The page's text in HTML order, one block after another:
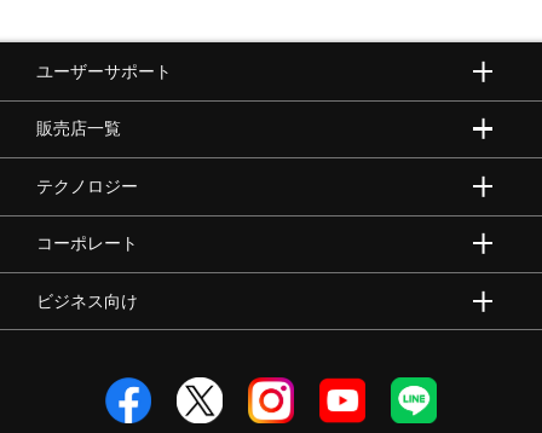
ユーザーサポート
販売店一覧
テクノロジー
コーポレート
ビジネス向け